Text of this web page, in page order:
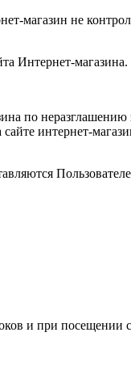
магазин не
Интернет-магазина.
по
интернет-
и при посещении